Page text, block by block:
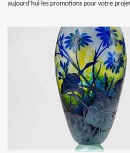
aujourd’hui les promotions pour votre